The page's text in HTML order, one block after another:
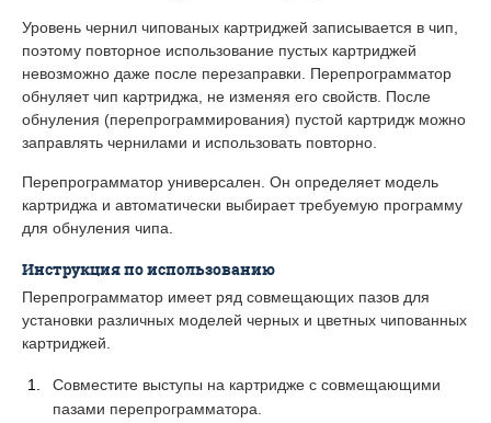
Уровень чернил чипованых картриджей записывается в чип,
поэтому повторное использование пустых картриджей
невозможно даже после перезаправки. Перепрограмматор
обнуляет чип картриджа, не изменяя его свойств. После
обнуления (перепрограммирования) пустой картридж можно
заправлять чернилами и использовать повторно.
Перепрограмматор универсален. Он определяет модель
картриджа и автоматически выбирает требуемую программу
для обнуления чипа.
Инструкция по использованию
Перепрограмматор имеет ряд совмещающих пазов для
установки различных моделей черных и цветных чипованных
картриджей.
Совместите выступы на картридже с совмещающими
пазами перепрограмматора.